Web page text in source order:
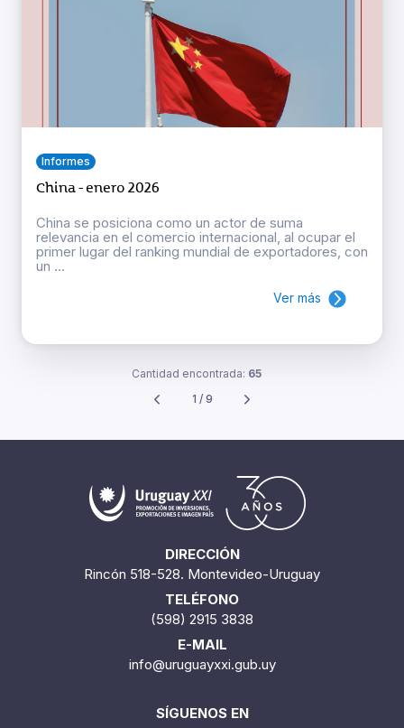
Informes
China - enero 2026
China se posiciona como un actor de suma
relevancia en el comercio internacional, al ocupar el
primer lugar del ranking mundial de exportadores, con
un ...
Ver más
Cantidad encontrada: 65
1 / 9
DIRECCIÓN
Rincón 518-528. Montevideo-Uruguay
TELÉFONO
(598) 2915 3838
E-MAIL
info@uruguayxxi.gub.uy
SÍGUENOS EN